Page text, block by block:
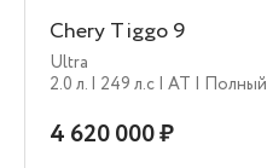
Chery Tiggo 9
Ultra
2.0 л. | 249 л.c | AT | Полный
4 620 000 ₽